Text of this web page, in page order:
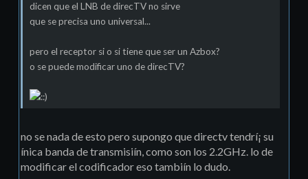
dicen que el LNB de direcTV no sirve
que se precisa uno universal...
pero el receptor si o si tiene que ser un Azbox?
o se puede modificar uno de direcTV?
no se nada de esto pero supongo que directv tendrí¡ su
ínica banda de transmisiín, como son los 2.2GHz. lo de
modificar el codificador eso tambiín lo dudo.